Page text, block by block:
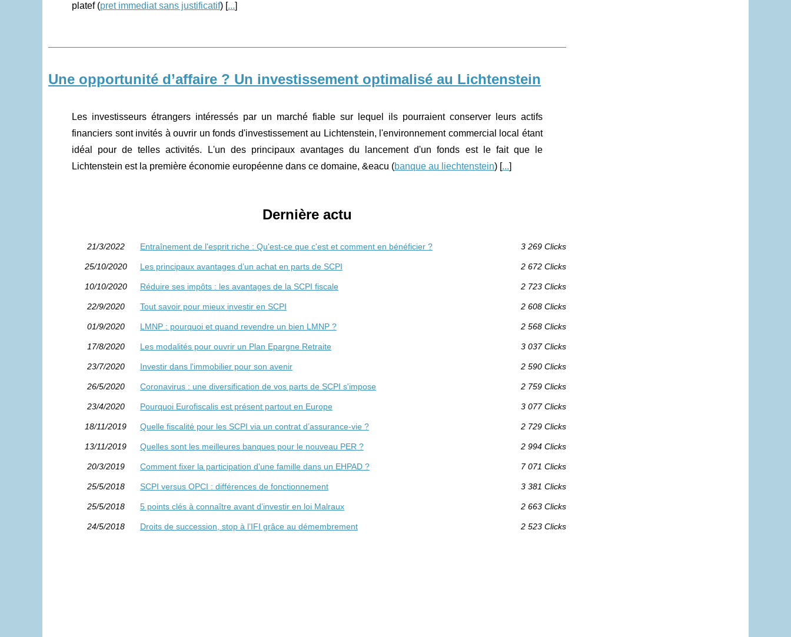
platef (pret immediat sans justificatif) [...]
Une opportunité d’affaire ? Un investissement optimalisé au Lichtenstein
Les investisseurs étrangers intéressés par un marché fiable sur lequel ils pourraient conserver leurs actifs
financiers sont invités à ouvrir un fonds d'investissement au Lichtenstein, l'environnement commercial local étant
idéal pour de telles activités. L'un des principaux avantages du lancement d'un fonds est le fait que le
Lichtenstein est la première économie européenne dans ce domaine, &eacu (banque au liechtenstein) [...]
Dernière actu
21/3/2022 Entraînement de l'esprit riche : Qu'est-ce que c'est et comment en bénéficier ? 3 269 Clicks
25/10/2020 Les principaux avantages d’un achat en parts de SCPI 2 672 Clicks
10/10/2020 Réduire ses impôts : les avantages de la SCPI fiscale 2 723 Clicks
22/9/2020 Tout savoir pour mieux investir en SCPI 2 608 Clicks
01/9/2020 LMNP : pourquoi et quand revendre un bien LMNP ? 2 568 Clicks
17/8/2020 Les modalités pour ouvrir un Plan Epargne Retraite 3 037 Clicks
23/7/2020 Investir dans l'immobilier pour son avenir 2 590 Clicks
26/5/2020 Coronavirus : une diversification de vos parts de SCPI s'impose 2 759 Clicks
23/4/2020 Pourquoi Eurofiscalis est présent partout en Europe 3 077 Clicks
18/11/2019 Quelle fiscalité pour les SCPI via un contrat d’assurance-vie ? 2 729 Clicks
13/11/2019 Quelles sont les meilleures banques pour le nouveau PER ? 2 994 Clicks
20/3/2019 Comment fixer la participation d'une famille dans un EHPAD ? 7 071 Clicks
25/5/2018 SCPI versus OPCI : différences de fonctionnement 3 381 Clicks
25/5/2018 5 points clés à connaître avant d’investir en loi Malraux 2 663 Clicks
24/5/2018 Droits de succession, stop à l’IFI grâce au démembrement 2 523 Clicks